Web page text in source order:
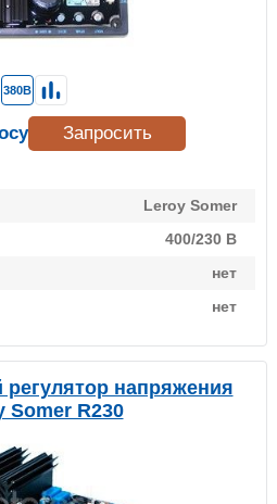
Leroy Somer
400/230 В
нет
нет
380В
Запросить
регулятор напряжения
Somer R230